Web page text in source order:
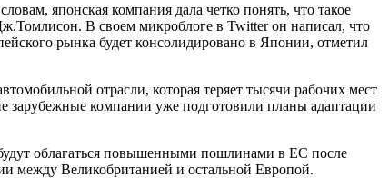
японская компания дала четко понять, что такое
В своем микроблоге в Twitter он написал, что
рынка будет консолидировано в Японии, отметил
отрасли, которая теряет тысячи рабочих мест
зарубежные компании уже подготовили планы адаптации
облагаться повышенными пошлинами в ЕС после
между Великобританией и остальной Европой.